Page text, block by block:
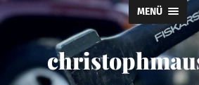
MENÜ